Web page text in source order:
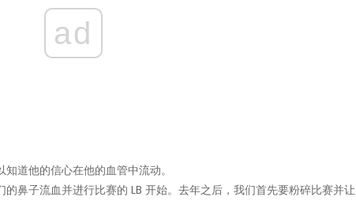
ad
道他的信心在他的血管中流动。
鼻子流血并进行比赛的 LB 开始。去年之后，我们首先要粉碎比赛并让